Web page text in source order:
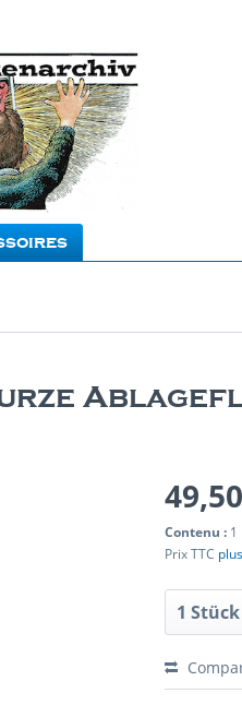
Contenu : 1
Prix TTC